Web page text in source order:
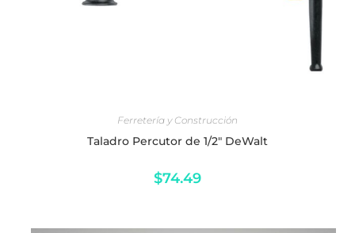
Ferretería y Construcción
Taladro Percutor de 1/2" DeWalt
$74.49